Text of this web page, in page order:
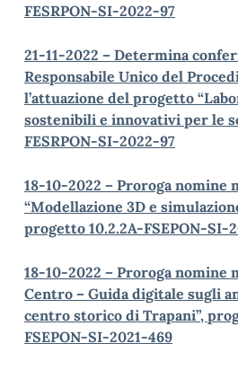
FESRPON-SI-2022-97
21-11-2022 – Determina
Responsabile Unico del
l’attuazione del progetto
sostenibili e innovativi per le
FESRPON-SI-2022-97
18-10-2022 – Proroga nomine
“Modellazione 3D e
progetto 10.2.2A-FSEPON-SI-
18-10-2022 – Proroga nomine
Centro – Guida digitale sugli
centro storico di Trapani”,
FSEPON-SI-2021-469